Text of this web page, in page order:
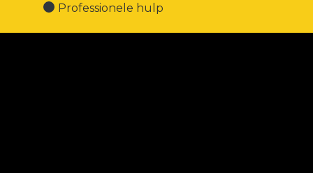
Professionele hulp